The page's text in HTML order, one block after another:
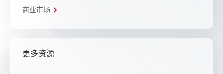
商业市场
更多资源